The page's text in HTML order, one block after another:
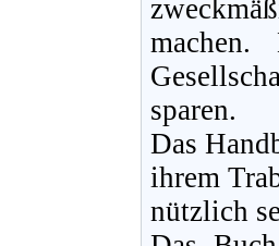
sparen.
Das
ihrem
nützlich